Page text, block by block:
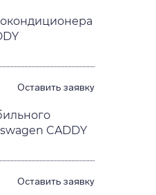
Оставить заявку
CADDY
Оставить заявку